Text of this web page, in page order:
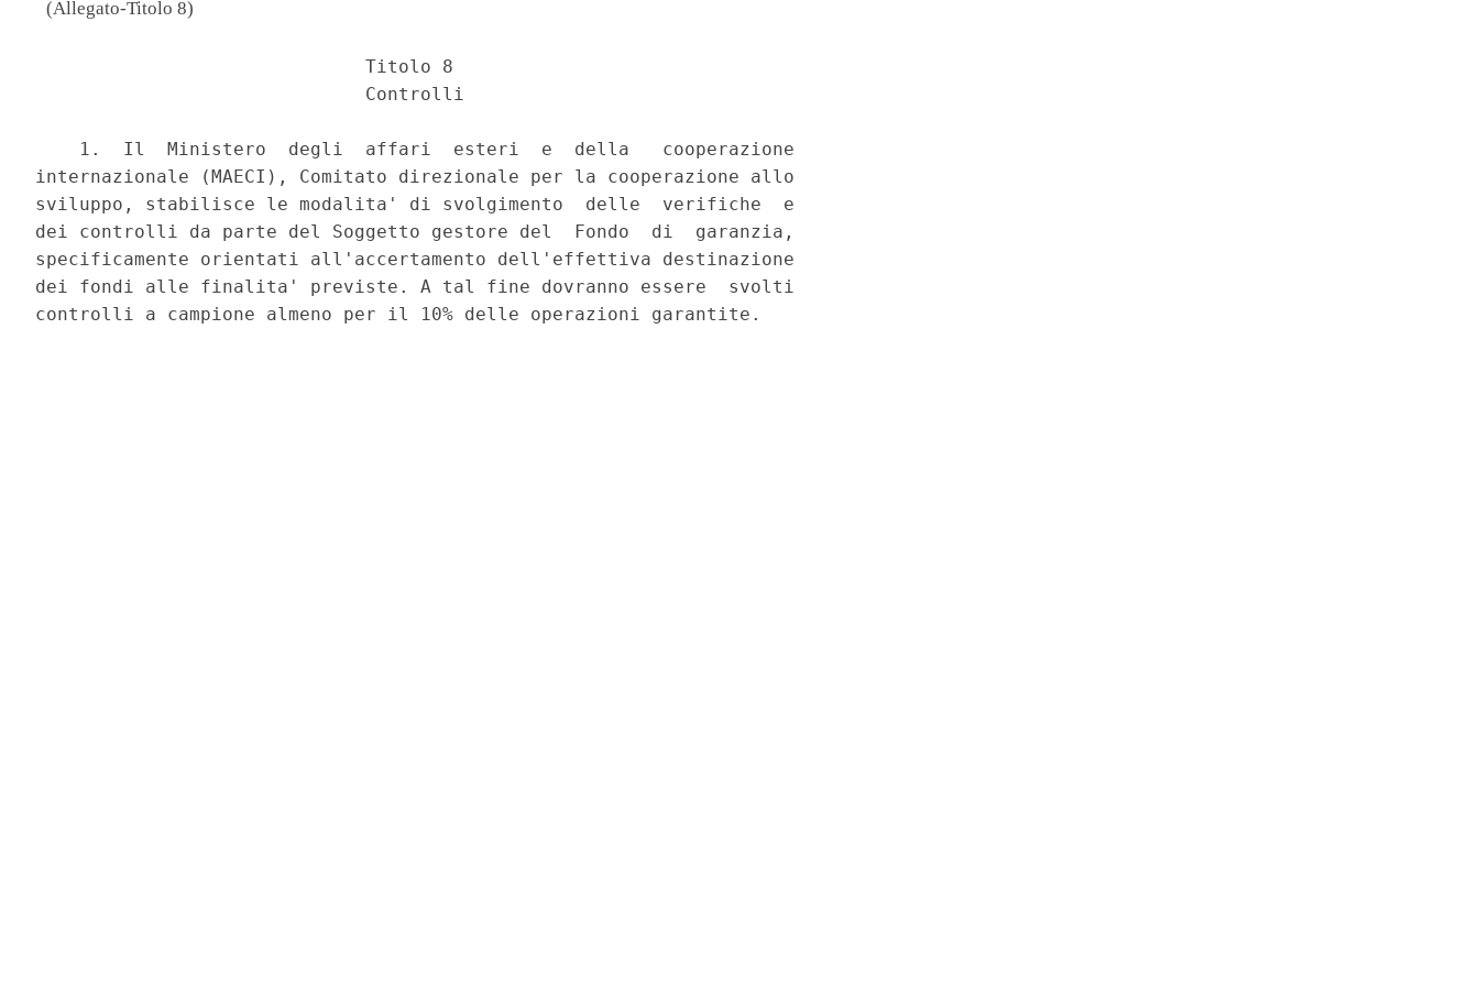
(Allegato-Titolo 8)
                              Titolo 8
                              Controlli
    1.  Il  Ministero  degli  affari  esteri  e  della   cooperazione
internazionale (MAECI), Comitato direzionale per la cooperazione allo
sviluppo, stabilisce le modalita' di svolgimento  delle  verifiche  e
dei controlli da parte del Soggetto gestore del  Fondo  di  garanzia,
specificamente orientati all'accertamento dell'effettiva destinazione
dei fondi alle finalita' previste. A tal fine dovranno essere  svolti